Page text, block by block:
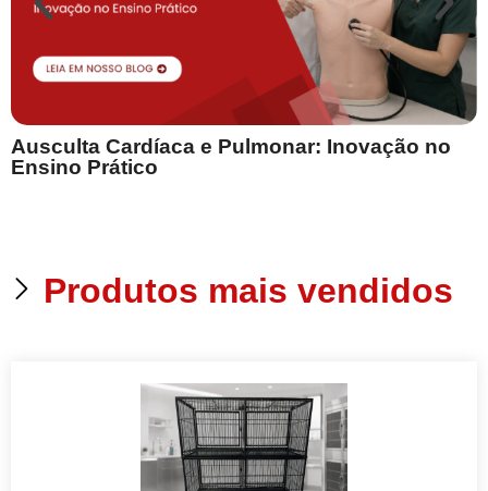
Ausculta Cardíaca e Pulmonar: Inovação no
Ensino Prático
Produtos mais vendidos